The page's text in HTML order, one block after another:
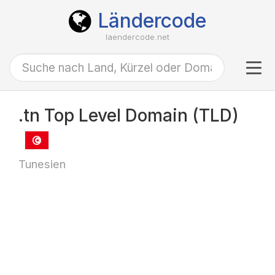
Ländercode
laendercode.net
.tn Top Level Domain (TLD)
Tunesien